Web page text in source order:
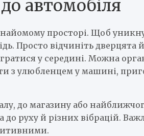
автомобіля
просторі. Щоб
Просто відчиніть дверцята
у середині. Можна
з улюбленцем у машині,
до магазину або
до руху й різних вібрацій.